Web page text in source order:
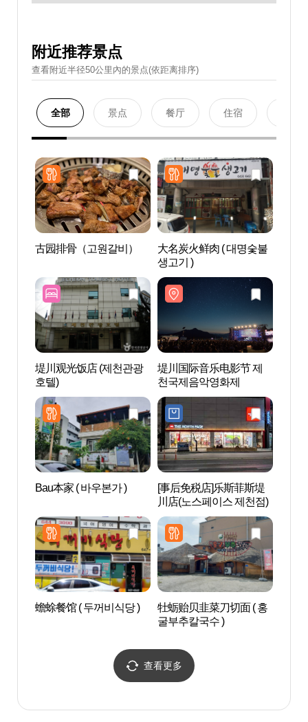
附近推荐景点
查看附近半径50公里內的景点(依距离排序)
全部 景点 餐厅 住宿
古园排骨（고원갈비）
大名炭火鲜肉 ( 대명숯불
생고기 )
堤川观光饭店 (제천관광
호텔)
堤川国际音乐电影节 제
천국제음악영화제
Bau本家 ( 바우본가 )
[事后免税店]乐斯菲斯堤
川店(노스페이스 제천점)
蟾蜍餐馆 ( 두꺼비식당 )
牡蛎贻贝韭菜刀切面 ( 홍
굴부추칼국수 )
查看更多